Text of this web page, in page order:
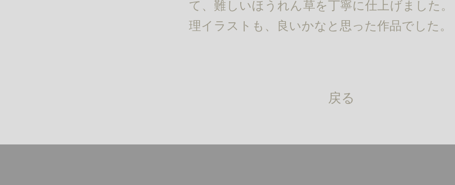
て、難しいほうれん草を丁寧に仕上げました
理イラストも、良いかなと思った作品でした。
戻る